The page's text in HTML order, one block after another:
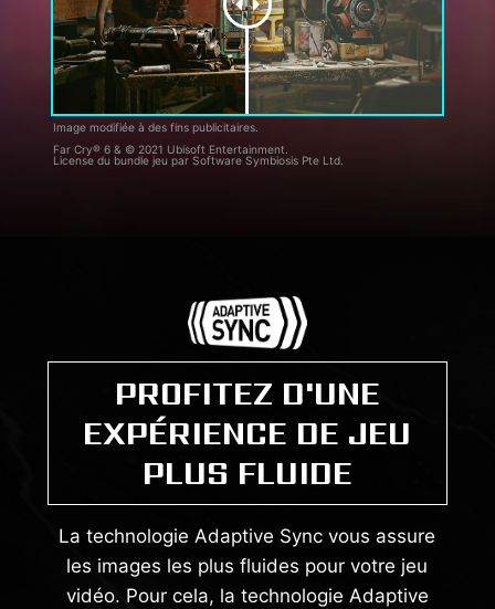
Image modifiée à des fins publicitaires.
Far Cry® 6 & © 2021 Ubisoft Entertainment.
License du bundle jeu par Software Symbiosis Pte Ltd.
PROFITEZ D'UNE
EXPÉRIENCE DE JEU
PLUS FLUIDE
La technologie Adaptive Sync vous assure
les images les plus fluides pour votre jeu
vidéo. Pour cela, la technologie Adaptive